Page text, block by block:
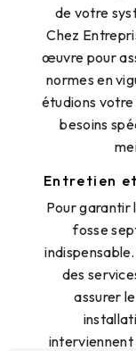
de votre
Chez
œuvre pour
normes en
étudions
besoins
Entretien
Pour
fosse
des
assurer